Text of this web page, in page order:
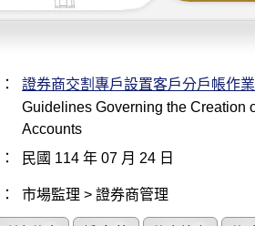
證券商交割專戶設置客戶分戶帳作
Guidelines Governing the Creation
Accounts
民國 114 年 07 月 24 日
市場監理 > 證券商管理